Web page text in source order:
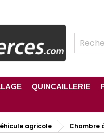
QUINCAILLERIE
agricole Chambre